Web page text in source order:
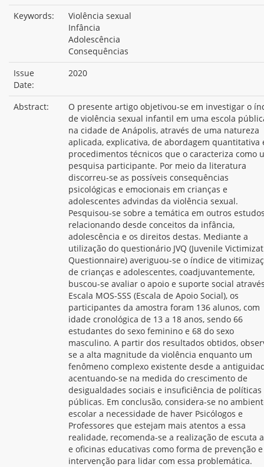
Keywords:
Violência sexual
Infância
Adolescência
Consequências
Issue
Date:
2020
Abstract:
O presente artigo objetivou-se em investigar o
de violência sexual infantil em uma escola
na cidade de Anápolis, através de uma natureza
aplicada, explicativa, de abordagem quantitativa
procedimentos técnicos que o caracteriza como
pesquisa participante. Por meio da literatura
discorreu-se as possíveis consequências
psicológicas e emocionais em crianças e
adolescentes advindas da violência sexual.
Pesquisou-se sobre a temática em outros
relacionando desde conceitos da infância,
adolescência e os direitos destas. Mediante a
utilização do questionário JVQ (Juvenile
Questionnaire) averiguou-se o índice de
de crianças e adolescentes, coadjuvantemente,
buscou-se avaliar o apoio e suporte social
Escala MOS-SSS (Escala de Apoio Social), os
participantes da amostra foram 136 alunos, com
idade cronológica de 13 a 18 anos, sendo 66
estudantes do sexo feminino e 68 do sexo
masculino. A partir dos resultados obtidos,
se a alta magnitude da violência enquanto um
fenômeno complexo existente desde a
acentuando-se na medida do crescimento de
desigualdades sociais e insuficiência de políticas
públicas. Em conclusão, considera-se no
escolar a necessidade de haver Psicólogos e
Professores que estejam mais atentos a essa
realidade, recomenda-se a realização de escuta
e oficinas educativas como forma de prevenção e
intervenção para lidar com essa problemática.